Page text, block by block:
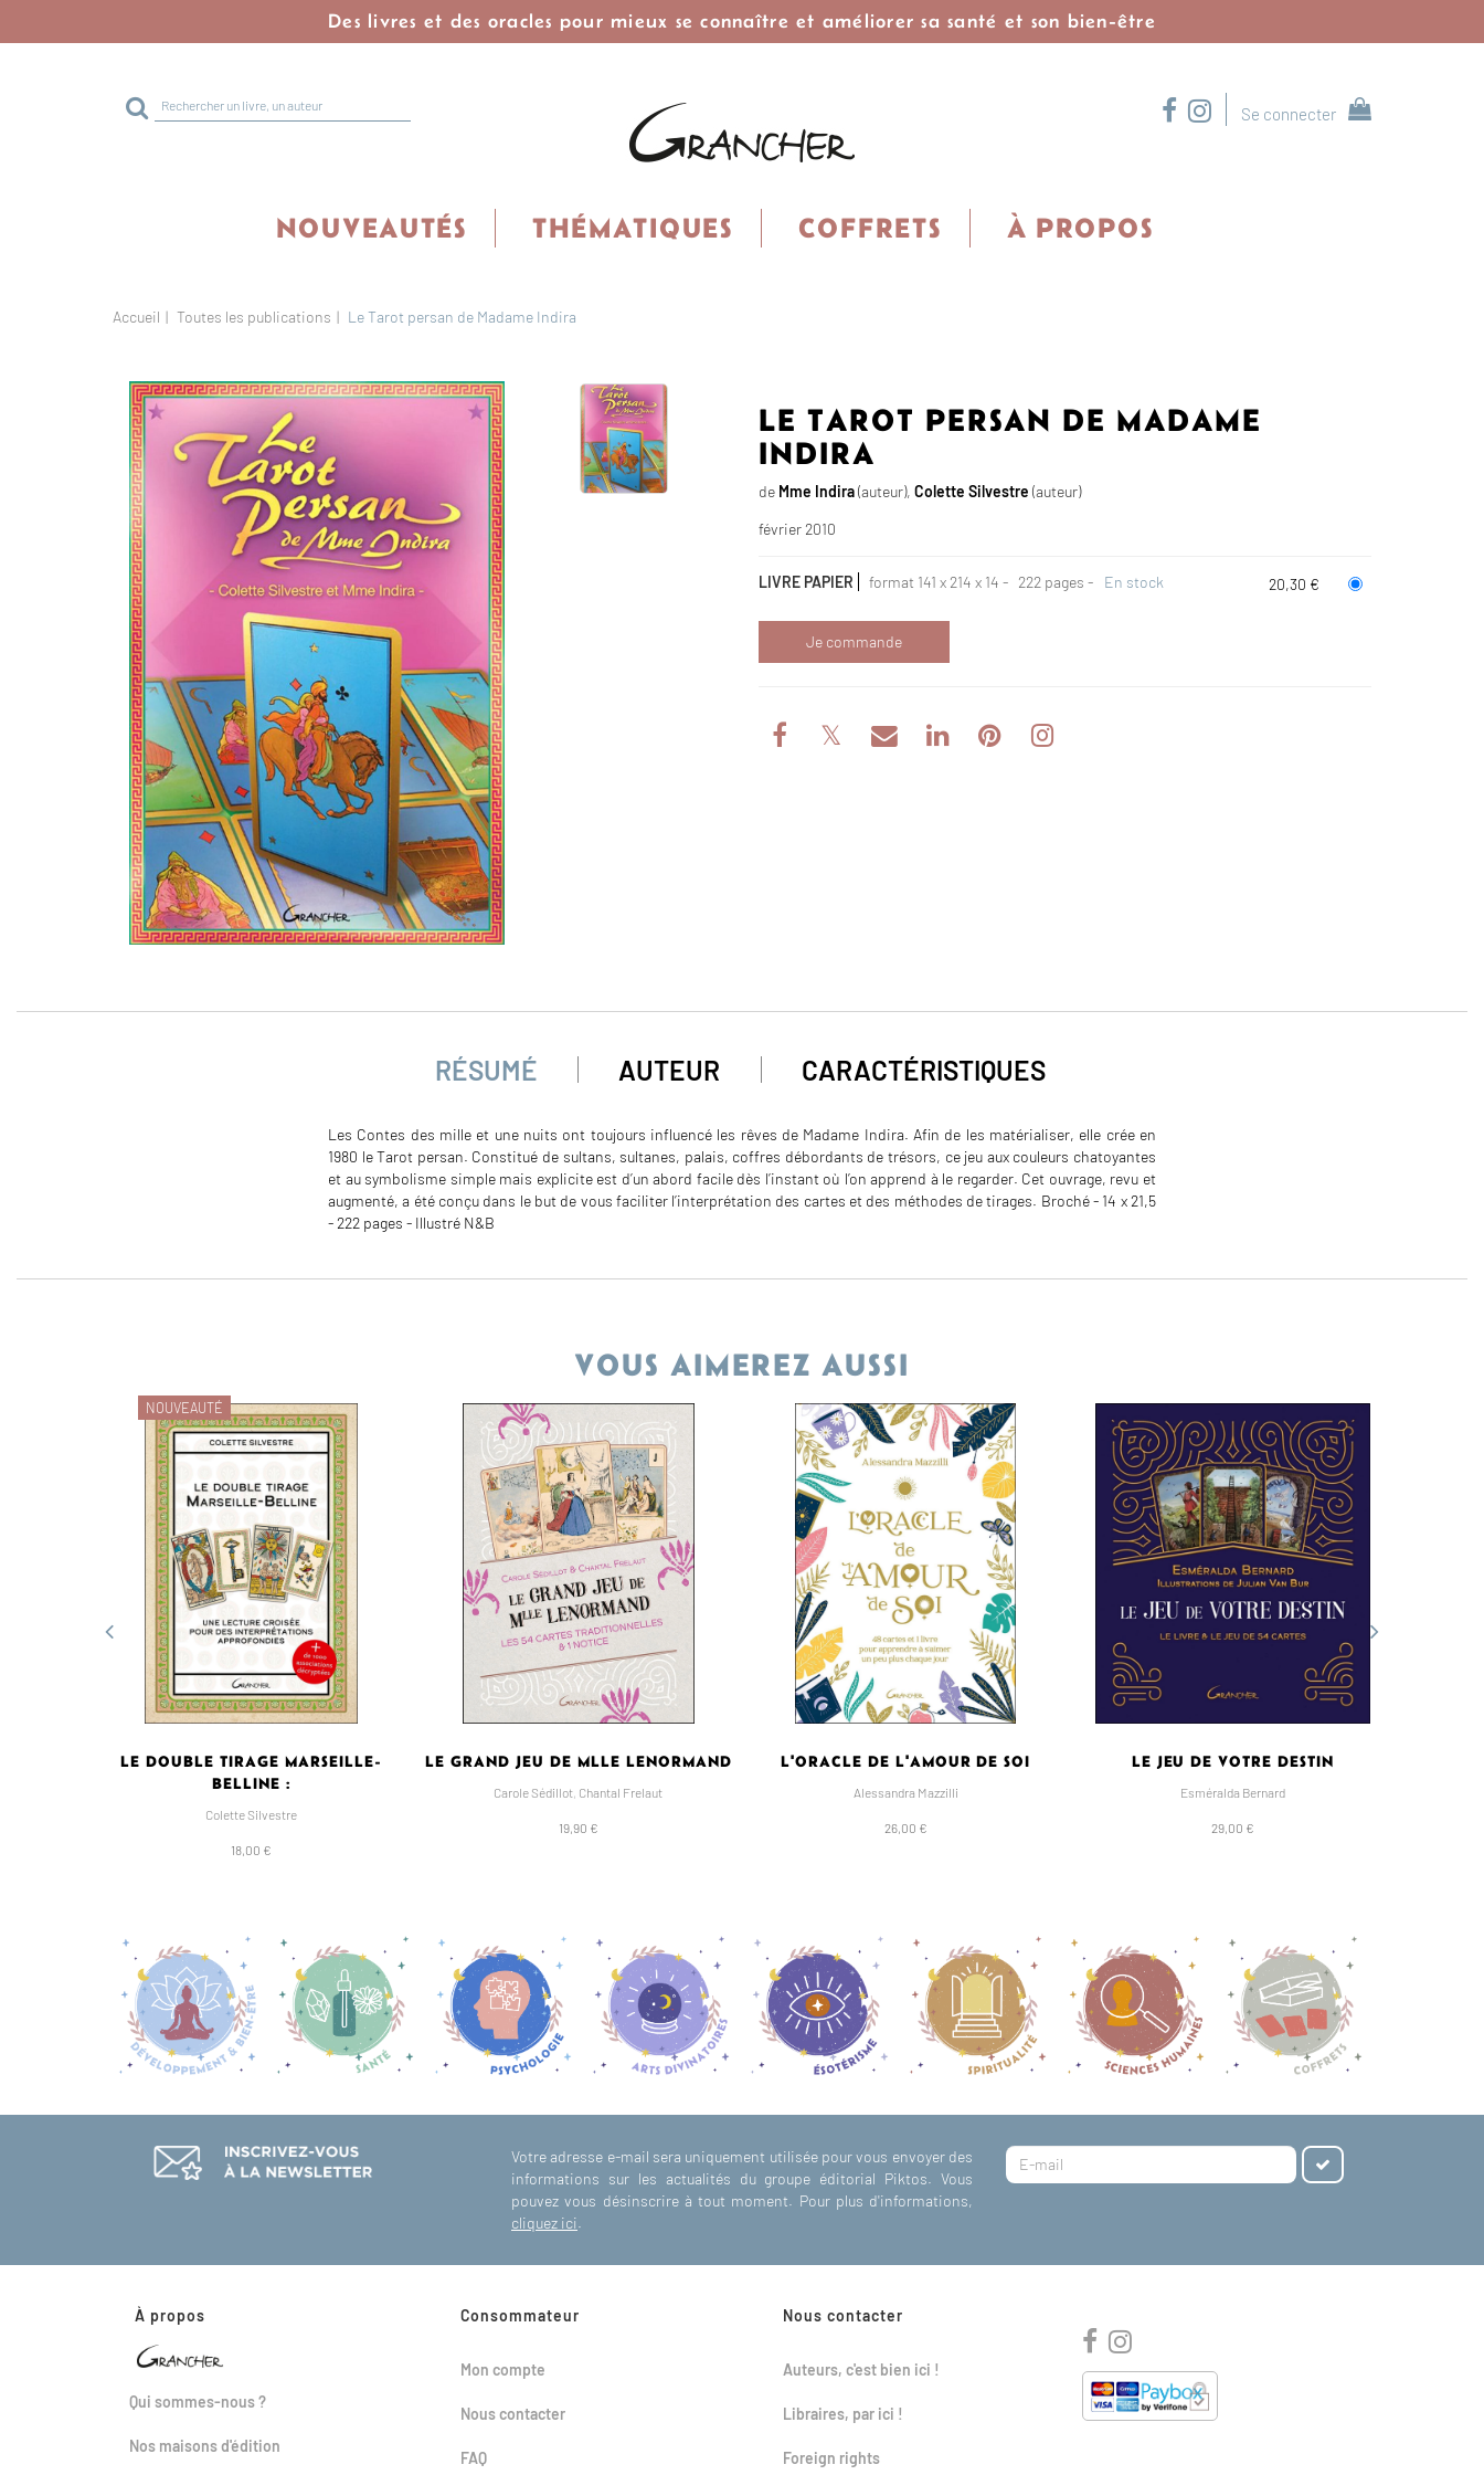
Des livres et des oracles pour mieux se connaître et améliorer sa santé et son bien-être
Rechercher
sur
Se connecter
NOUVEAUTÉS THÉMATIQUES COFFRETS À PROPOS
Accueil Toutes les publications Le Tarot persan de Madame Indira
LE TAROT PERSAN DE MADAME
INDIRA
de Mme Indira(auteur), Colette Silvestre (auteur)
février 2010
LIVRE PAPIER format 141 x 214 x 14 222 pages En stock 20,30 €
RÉSUMÉ AUTEUR CARACTÉRISTIQUES
Les Contes des mille et une nuits ont toujours influencé les rêves de Madame Indira. Afin de les matérialiser, elle crée en
1980 le Tarot persan. Constitué de sultans, sultanes, palais, coffres débordants de trésors, ce jeu aux couleurs chatoyantes
et au symbolisme simple mais explicite est d’un abord facile dès l’instant où l’on apprend à le regarder. Cet ouvrage, revu et
augmenté, a été conçu dans le but de vous faciliter l’interprétation des cartes et des méthodes de tirages. Broché - 14 x 21,5
- 222 pages - Illustré N&B
VOUS AIMEREZ AUSSI
NOUVEAUTÉ
LE DOUBLE TIRAGE MARSEILLE-
BELLINE :
Colette Silvestre
18,00 €
LE GRAND JEU DE MLLE LENORMAND
Carole Sédillot Chantal Frelaut
19,90 €
L'ORACLE DE L'AMOUR DE SOI
Alessandra Mazzilli
26,00 €
LE JEU DE VOTRE DESTIN
Esméralda Bernard
29,00 €
Votre adresse e-mail sera uniquement utilisée pour vous envoyer des
informations sur les actualités du groupe éditorial Piktos. Vous
pouvez vous désinscrire à tout moment. Pour plus d'informations,
cliquez ici.
À propos
Qui sommes-nous ?
Nos maisons d'édition
Consommateur
Mon compte
Nous contacter
FAQ
Nous contacter
Auteurs, c'est bien ici !
Libraires, par ici !
Foreign rights